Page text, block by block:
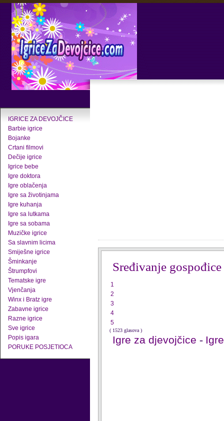
IGRICE ZA DEVOJČICE
Barbie igrice
Bojanke
Crtani filmovi
Dečije igrice
Igrice bebe
Igre doktora
Igre oblačenja
Igre sa životinjama
Igre kuhanja
Igre sa lutkama
Igre sa sobama
Muzičke igrice
Sa slavnim licima
Smiješne igrice
Šminkanje
Štrumpfovi
Tematske igre
Vjenčanja
Winx i Bratz igre
Zabavne igrice
Razne igrice
Sve igrice
Popis igara
PORUKE POSJETIOCA
Sređivanje gospođice
1
2
3
4
5
( 1523 glasova )
Igre za djevojčice -